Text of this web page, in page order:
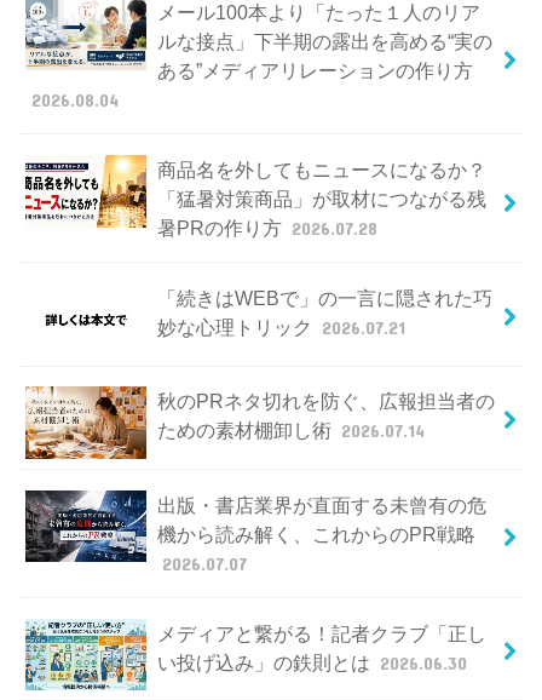
メール100本より「たった１人のリア
ルな接点」下半期の露出を高める“実の
ある”メディアリレーションの作り方
2026.08.04
商品名を外してもニュースになるか？
「猛暑対策商品」が取材につながる残
暑PRの作り方 2026.07.28
「続きはWEBで」の一言に隠された巧
妙な心理トリック
2026.07.21
秋のPRネタ切れを防ぐ、広報担当者の
ための素材棚卸し術 2026.07.14
出版・書店業界が直面する未曾有の危
機から読み解く、これからのPR戦略
2026.07.07
メディアと繋がる！記者クラブ「正し
い投げ込み」の鉄則とは 2026.06.30